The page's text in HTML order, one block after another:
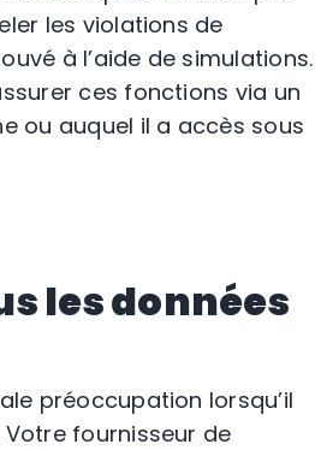
les violations de
à l’aide de simulations.
ces fonctions via un
ou auquel il a accès sous
les données
préoccupation lorsqu’il
fournisseur de